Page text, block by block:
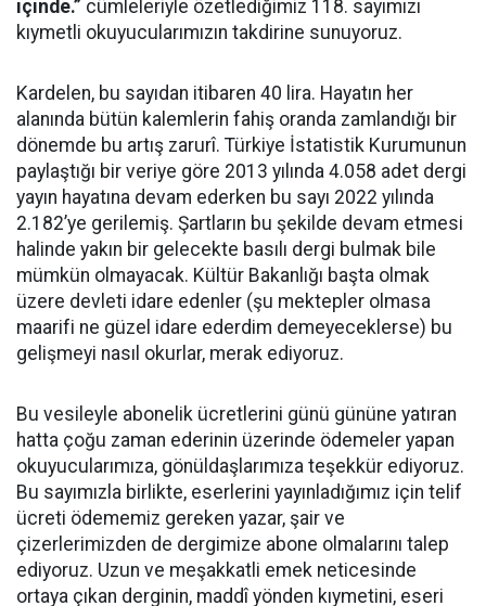
içinde.” cümleleriyle özetlediğimiz 118. sayımızı
kıymetli okuyucularımızın takdirine sunuyoruz.
Kardelen, bu sayıdan itibaren 40 lira. Hayatın her
alanında bütün kalemlerin fahiş oranda zamlandığı bir
dönemde bu artış zarurî. Türkiye İstatistik Kurumunun
paylaştığı bir veriye göre 2013 yılında 4.058 adet dergi
yayın hayatına devam ederken bu sayı 2022 yılında
2.182’ye gerilemiş. Şartların bu şekilde devam etmesi
halinde yakın bir gelecekte basılı dergi bulmak bile
mümkün olmayacak. Kültür Bakanlığı başta olmak
üzere devleti idare edenler (şu mektepler olmasa
maarifi ne güzel idare ederdim demeyeceklerse) bu
gelişmeyi nasıl okurlar, merak ediyoruz.
Bu vesileyle abonelik ücretlerini günü gününe yatıran
hatta çoğu zaman ederinin üzerinde ödemeler yapan
okuyucularımıza, gönüldaşlarımıza teşekkür ediyoruz.
Bu sayımızla birlikte, eserlerini yayınladığımız için telif
ücreti ödememiz gereken yazar, şair ve
çizerlerimizden de dergimize abone olmalarını talep
ediyoruz. Uzun ve meşakkatli emek neticesinde
ortaya çıkan derginin, maddî yönden kıymetini, eseri